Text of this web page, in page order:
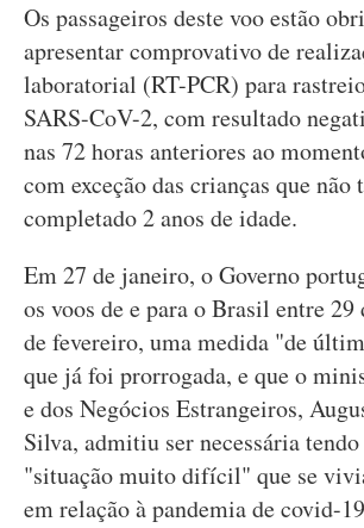
Os passageiros deste voo estão
apresentar comprovativo de
laboratorial (RT-PCR) para
SARS-CoV-2, com resultado
nas 72 horas anteriores ao
com exceção das crianças que não
completado 2 anos de idade.
Em 27 de janeiro, o Governo
os voos de e para o Brasil entre
de fevereiro, uma medida "de
que já foi prorrogada, e que o
e dos Negócios Estrangeiros,
Silva, admitiu ser necessária
"situação muito difícil" que se
em relação à pandemia de covid-